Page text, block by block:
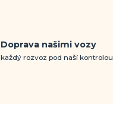
Doprava našimi vozy
každý rozvoz pod naší kontrolou